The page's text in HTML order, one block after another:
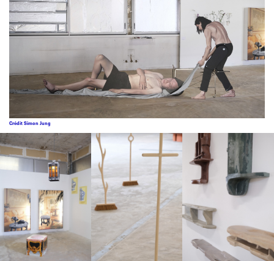
Crédit Simon Jung